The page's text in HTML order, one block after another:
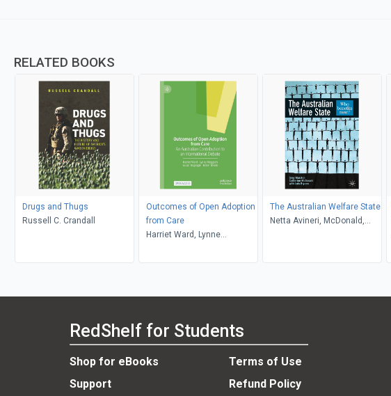
RELATED BOOKS
Drugs and Thugs
Russell C. Crandall
Outcomes of Open Adoption
from Care
Harriet Ward, Lynne
Helen Trivedi
The Australian Welfare State
Netta Avineri, McDonald,
RedShelf for Students
Shop for eBooks
Terms of Use
Support
Refund Policy